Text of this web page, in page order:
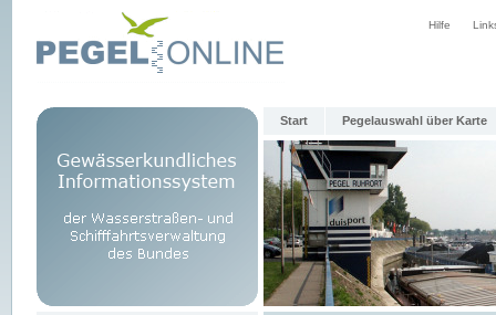
Hilfe
Start Pegelauswahl über Karte